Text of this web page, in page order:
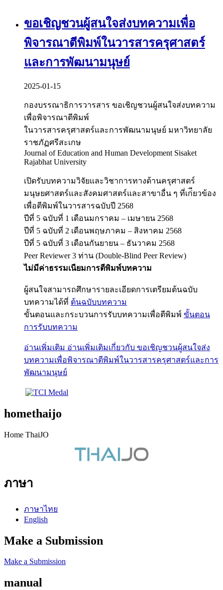
ขอเชิญชวนผู้สนใจส่งบทความเพื่อ
พิจารณาตีพิมพ์ในวารสารครุศาสตร์
และการพัฒนามนุษย์
2025-01-15
กองบรรณาธิการวารสาร ขอเชิญชวนผู้สนใจส่งบทความ
เพื่อพิจารณาตีพิมพ์
ในวารสารครุศาสตร์และการพัฒนามนุษย์ มหาวิทยาลัย
ราชภัฏศรีสะเกษ
Journal of Education and Human Development Sisaket
Rajabhat University
เปิดรับบทความวิจัยและวิชาการทางด้านครุศาสตร์
มนุษยศาสตร์และสังคมศาสตร์และสาขาอื่น ๆ ที่เก่ียวข้อง
เพื่อตีพิมพ์ในวารสารฉบับปี 2568
ปีที่ 5 ฉบับที่ 1 เดือนมกราคม – เมษายน 2568
ปีที่ 5 ฉบับที่ 2 เดือนพฤษภาคม – สิงหาคม 2568
ปีที่ 5 ฉบับที่ 3 เดือนกันยายน – ธันวาคม 2568
Peer Reviewer 3 ท่าน (Double-Blind Peer Review)
ไม่มีค่าธรรมเนียมการตีพิมพ์บทความ
ผู้สนใจสามารถศึกษารายละเอียดการเตรียมต้นฉบับ
บทความได้ที่ ต้นฉบับบทความ
ขั้นตอนและกระบวนการรับบทความเพื่อตีพิมพ์ ขั้นตอน
การรับบทความ
อ่านเพิ่มเติม อ่านเพิ่มเติมเกี่ยวกับ ขอเชิญชวนผู้สนใจส่ง
บทความเพื่อพิจารณาตีพิมพ์ในวารสารครุศาสตร์และการ
พัฒนามนุษย์
homethaijo
Home ThaiJO
ภาษา
ภาษาไทย
English
Make a Submission
Make a Submission
manual